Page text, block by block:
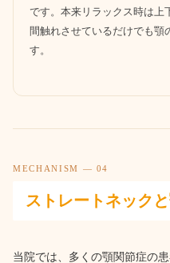
です。本来リラックス時は上
間触れさせているだけでも顎
す。
MECHANISM — 04
ストレートネック
当院では、多くの顎関節症の